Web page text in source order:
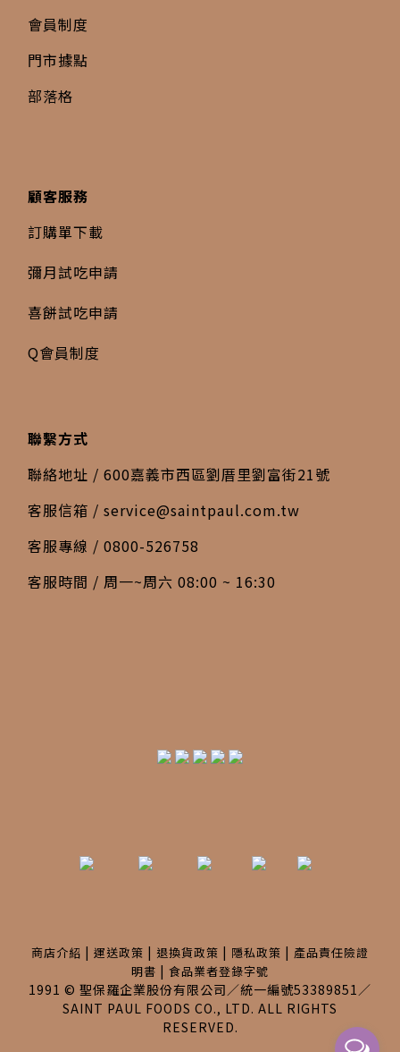
會員制度
門市據點
部落格
顧客服務
訂購單下載
彌月試吃申請
喜餅試吃申請
Q會員制度
聯繫方式
聯絡地址 / 600嘉義市西區劉厝里劉富街21號
客服信箱 / service@saintpaul.com.tw
客服專線 / 0800-526758
客服時間 / 周一~周六 08:00 ~ 16:30
商店介紹 | 運送政策 | 退換貨政策 | 隱私政策 | 產品責任險證
明書 | 食品業者登錄字號
1991 © 聖保羅企業股份有限公司／統一編號53389851／
SAINT PAUL FOODS CO., LTD. ALL RIGHTS
RESERVED.